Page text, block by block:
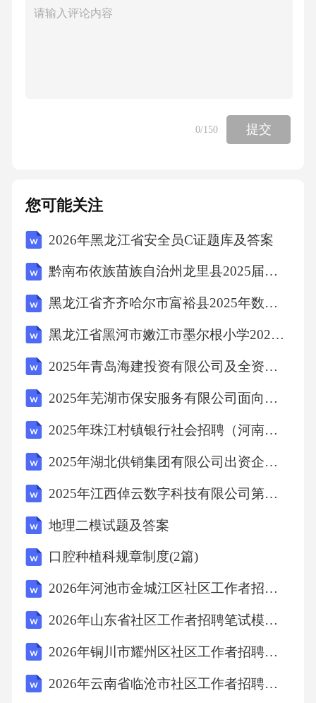
级杂交水稻的研发等。故选D。9．下列哪一项
未流经省境，不属于黄河流域；省境以高原和
山地为主，长江流域仅占部分区域；沿海地区
中，需要经法定代理人同意或追认的是()。A、8
周岁的未成年人接受压岁钱B、16周岁的未成年
人从事与其年龄、智力相适应的劳动C、10周岁
借款合同答案：D解析：《民法典》规定，限制
民事行为能力人（8周岁以上不满18周岁）实施
的纯获利益的民事法律行为或者与其年龄、智
力、精神健康状况相适应的民事法律行为有
意或者追认后有效。12周岁的未成年人签订借
款合同超出了其年龄、智力相适应的范围，需
要经法定代理人同意或追认。故选D。11．某社
区近期发生多起食品中毒事件，经调查发现是
由于居民食用了同一批次被细菌污染的熟食。
为预防类似事件再次发生，社区应重点加强以
下哪方面的宣传教育？()A、正确储存生活垃圾
的方法B、家庭垃圾分类的技巧C、食品加热的
解析：食品中毒通常由细菌污染引起，预防的
关键在于确保食品加热彻底，使细菌失去活
0/150 提交
您可能关注
2026年黑龙江省安全员C证题库及答案
黔南布依族苗族自治州龙里县2025届三下数学期中教学质量检测模拟试题（含答案解析）
黑龙江省齐齐哈尔市富裕县2025年数学三年级第二学期期中统考模拟试题（含解析）
黑龙江省黑河市嫩江市墨尔根小学2025届数学四年级第二学期期末预测试题（含答案解析）
2025年青岛海建投资有限公司及全资子公司公开招聘（25人）笔试历年难易错考点试卷带答案解析
2025年芜湖市保安服务有限公司面向退役士兵招聘押运员20人笔试历年难易错考点试卷带答案解析
2025年珠江村镇银行社会招聘（河南信阳）笔试历年典型考题及考点剖析附带答案详解
2025年湖北供销集团有限公司出资企业公开招聘28名工作人员笔试历年难易错考点试卷带答案解析
2025年江西倬云数字科技有限公司第一批次招聘7人笔试历年难易错考点试卷带答案解析
地理二模试题及答案
口腔种植科规章制度(2篇)
2026年河池市金城江区社区工作者招聘考试参考题库及答案解析
2026年山东省社区工作者招聘笔试模拟试题及答案解析
2026年铜川市耀州区社区工作者招聘考试参考题库及答案解析
2026年云南省临沧市社区工作者招聘考试备考题库及答案解析